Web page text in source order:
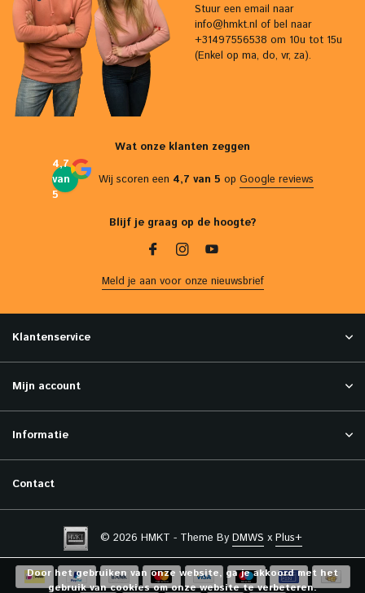
Stuur een email naar
info@hmkt.nl of bel naar
+31497556538 om 10u tot 15u
(Enkel op ma, do, vr, za).
Wat onze klanten zeggen
4,7
van
5
Wij scoren een 4,7 van 5 op Google reviews
Blijf je graag op de hoogte?
Meld je aan voor onze nieuwsbrief
Klantenservice
Mijn account
Informatie
Contact
© 2026 HMKT - Theme By DMWS x Plus+
Door het gebruiken van onze website, ga je akkoord met het
gebruik van cookies om onze website te verbeteren.